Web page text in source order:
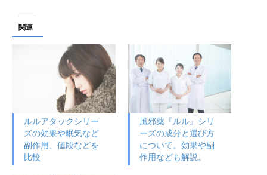
関連
ルルアタックシリー
ズの効果や眠気など
副作用、値段などを
比較
風邪薬『ルル』シリ
ーズの成分と選び方
について。効果や副
作用なども解説。